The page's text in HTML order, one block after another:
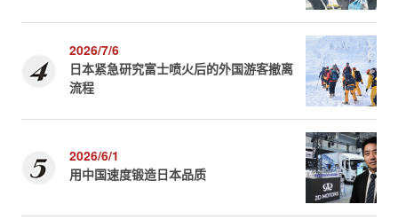
2026/7/6
日本紧急研究富士喷火后的外国游客撤离
流程
2026/6/1
用中国速度锻造日本品质